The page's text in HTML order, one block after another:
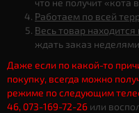
что не получит «кота
Работаем по всей
Весь товар находится
ждать заказ
Даже если по какой-то
покупку, всегда можно
режиме по следующим
46, 073-169-72-26 или